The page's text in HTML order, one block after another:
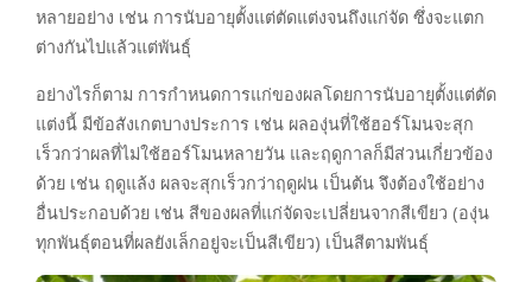
หลายอย่าง เช่น การนับอายุตั้งแต่ตัดแต่งจนถึงแก่จัด ซึ่งจะแตก
ต่างกันไปแล้วแต่พันธุ์
อย่างไรก็ตาม การกำหนดการแก่ของผลโดยการนับอายุตั้งแต่ตัด
แต่งนี้ มีข้อสังเกตบางประการ เช่น ผลองุ่นที่ใช้ฮอร์โมนจะสุก
เร็วกว่าผลที่ไม่ใช้ฮอร์โมนหลายวัน และฤดูกาลก็มีส่วนเกี่ยวข้อง
ด้วย เช่น ฤดูแล้ง ผลจะสุกเร็วกว่าฤดูฝน เป็นต้น จึงต้องใช้อย่าง
อื่นประกอบด้วย เช่น สีของผลที่แก่จัดจะเปลี่ยนจากสีเขียว (องุ่น
ทุกพันธุ์ตอนที่ผลยังเล็กอยู่จะเป็นสีเขียว) เป็นสีตามพันธุ์